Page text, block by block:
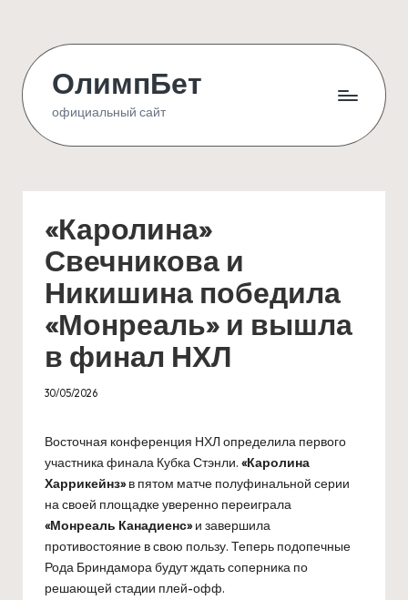
content
ОлимпБет
официальный сайт
«Каролина»
Свечникова и
Никишина победила
«Монреаль» и вышла
в финал НХЛ
30/05/2026
Восточная конференция НХЛ определила первого
участника финала Кубка Стэнли. «Каролина
Харрикейнз»в пятом матче полуфинальной серии
на своей площадке уверенно переиграла
«Монреаль Канадиенс»и завершила
противостояние в свою пользу. Теперь подопечные
Рода Бриндамора будут ждать соперника по
решающей стадии плей-офф.